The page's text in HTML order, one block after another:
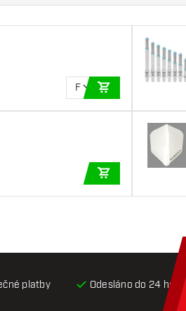
F
platby Odesláno do 24 hodin